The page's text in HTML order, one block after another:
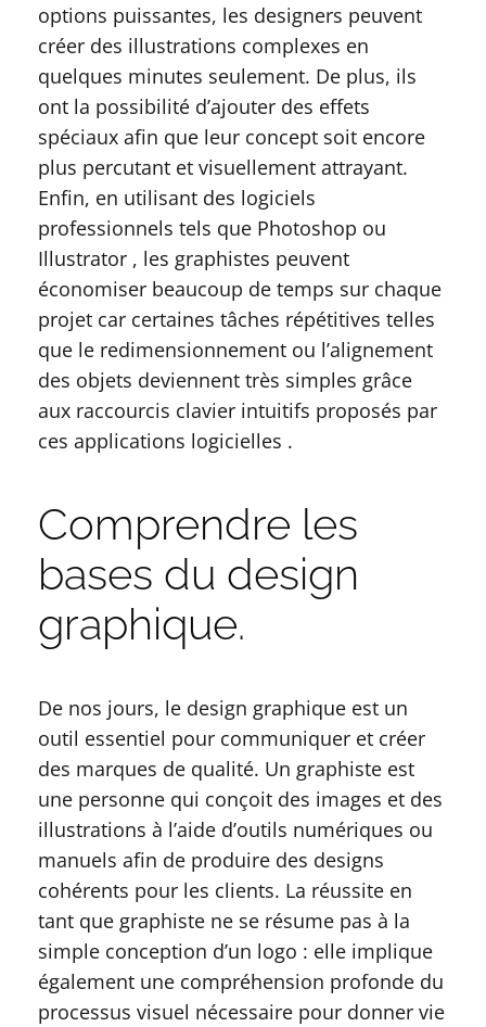
options puissantes, les designers peuvent
créer des illustrations complexes en
quelques minutes seulement. De plus, ils
ont la possibilité d’ajouter des effets
spéciaux afin que leur concept soit encore
plus percutant et visuellement attrayant.
Enfin, en utilisant des logiciels
professionnels tels que Photoshop ou
Illustrator , les graphistes peuvent
économiser beaucoup de temps sur chaque
projet car certaines tâches répétitives telles
que le redimensionnement ou l’alignement
des objets deviennent très simples grâce
aux raccourcis clavier intuitifs proposés par
ces applications logicielles .
Comprendre les
bases du design
graphique.
De nos jours, le design graphique est un
outil essentiel pour communiquer et créer
des marques de qualité. Un graphiste est
une personne qui conçoit des images et des
illustrations à l’aide d’outils numériques ou
manuels afin de produire des designs
cohérents pour les clients. La réussite en
tant que graphiste ne se résume pas à la
simple conception d’un logo : elle implique
également une compréhension profonde du
processus visuel nécessaire pour donner vie